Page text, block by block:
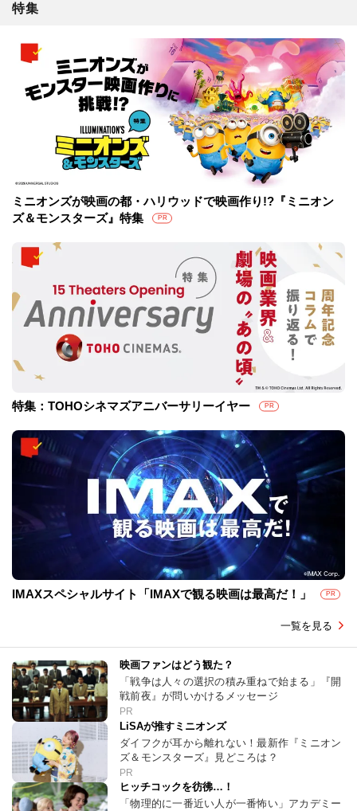
特集
ミニオンズが映画の都・ハリウッドで映画作り!?『ミニオン
ズ＆モンスターズ』特集
PR
特集：TOHOシネマズアニバーサリーイヤー PR
IMAXスペシャルサイト「IMAXで観る映画は最高だ！」 PR
一覧を見る
映画ファンはどう観た？
「戦争は人々の選択の積み重ねで始まる」『開
戦前夜』が問いかけるメッセージ
PR
LiSAが推すミニオンズ
ダイフクが耳から離れない！最新作『ミニオン
ズ＆モンスターズ』見どころは？
PR
ヒッチコックを彷彿…！
「物理的に一番近い人が一番怖い」アカデミー